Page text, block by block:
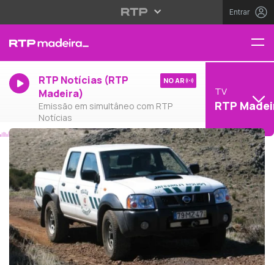
Entrar
RTP Notícias (RTP
Madeira)
Emissão em simultâneo com RTP
Notícias
NO AR
TV
RTP